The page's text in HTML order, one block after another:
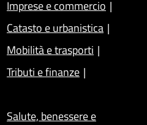
Imprese e commercio
Catasto e urbanistica
Mobilità e trasporti
Tributi e finanze
Salute, benessere e